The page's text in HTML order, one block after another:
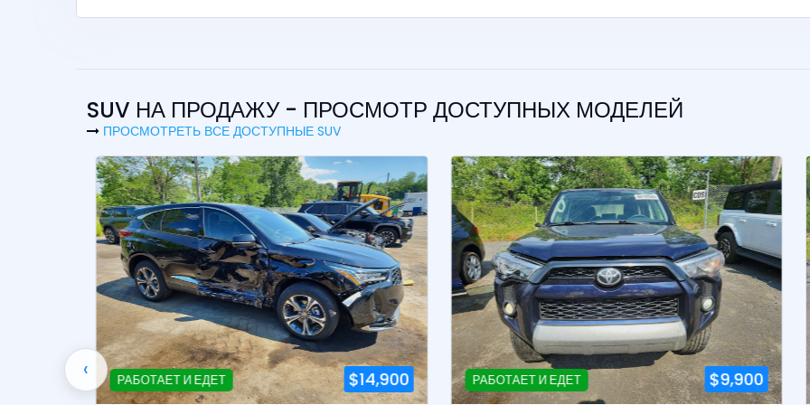
SUV НА ПРОДАЖУ - ПРОСМОТР ДОСТУПНЫХ МОДЕЛЕЙ
ПРОСМОТРЕТЬ ВСЕ ДОСТУПНЫЕ SUV
РАБОТАЕТ И ЕДЕТ $14,900 РАБОТАЕТ И ЕДЕТ $9,900
‹